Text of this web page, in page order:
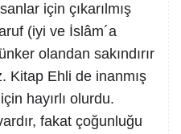
için çıkarılmış
(iyi ve İslâm´a
olandan sakındırır
Kitap Ehli de inanmış
hayırlı olurdu.
fakat çoğunluğu